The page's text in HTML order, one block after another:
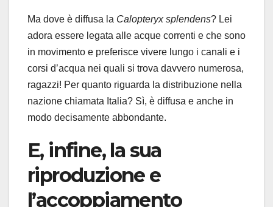
Ma dove è diffusa la Calopteryx splendens? Lei
adora essere legata alle acque correnti e che sono
in movimento e preferisce vivere lungo i canali e i
corsi d’acqua nei quali si trova davvero numerosa,
ragazzi! Per quanto riguarda la distribuzione nella
nazione chiamata Italia? Sì, è diffusa e anche in
modo decisamente abbondante.
E, infine, la sua
riproduzione e
l’accoppiamento